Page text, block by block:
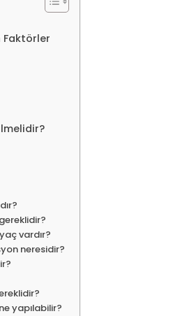
Faktörler
vardır?
neresidir?
yapılabilir?